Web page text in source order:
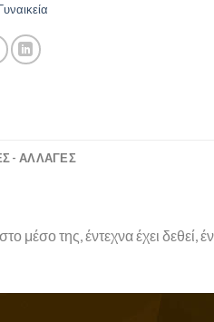
- ΑΛΛΑΓΕΣ
μέσο της, έντεχνα έχει